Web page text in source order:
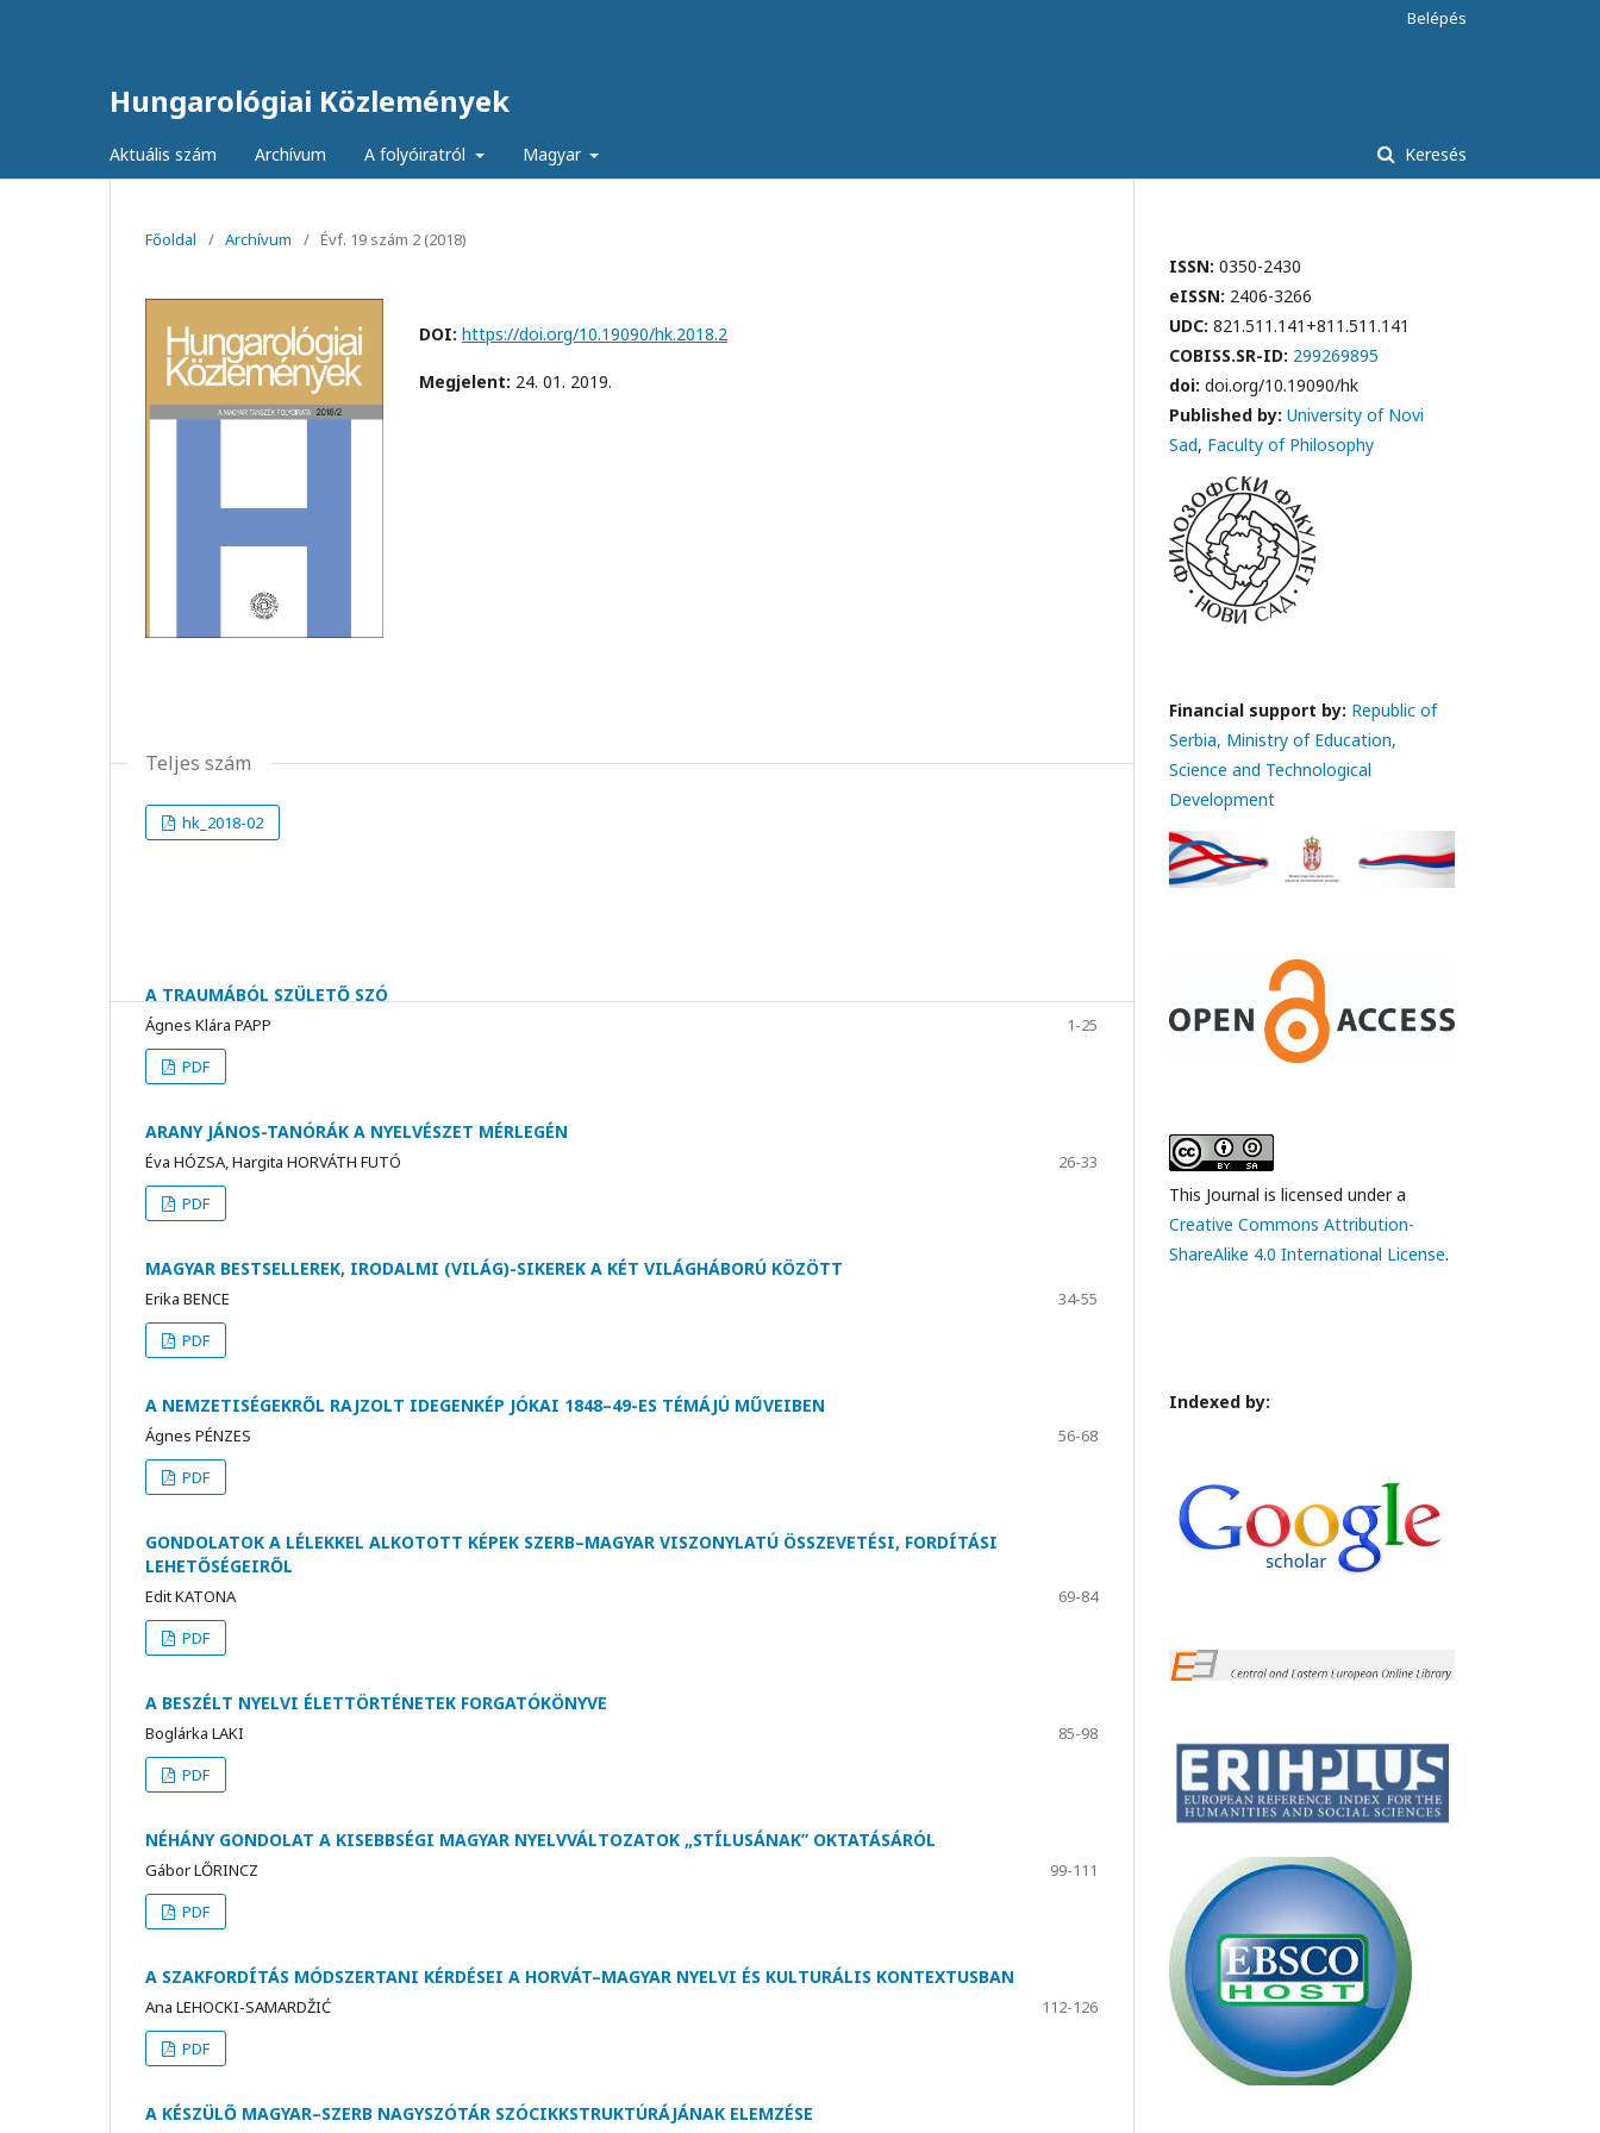
Hungarológiai Közlemények
Aktuális szám Archívum A folyóiratról Magyar Keresés
Belépés
Főoldal / Archívum / Évf. 19 szám 2 (2018)
DOI: https://doi.org/10.19090/hk.2018.2
Megjelent: 24. 01. 2019.
Teljes szám
hk_2018-02
A TRAUMÁBÓL SZÜLETŐ SZÓ
Ágnes Klára PAPP
1-25
PDF
ARANY JÁNOS-TANÓRÁK A NYELVÉSZET MÉRLEGÉN
Éva HÓZSA, Hargita HORVÁTH FUTÓ
26-33
PDF
MAGYAR BESTSELLEREK, IRODALMI (VILÁG)-SIKEREK A KÉT VILÁGHÁBORÚ KÖZÖTT
Erika BENCE
34-55
PDF
A NEMZETISÉGEKRŐL RAJZOLT IDEGENKÉP JÓKAI 1848–49-ES TÉMÁJÚ MŰVEIBEN
Ágnes PÉNZES
56-68
PDF
GONDOLATOK A LÉLEKKEL ALKOTOTT KÉPEK SZERB–MAGYAR VISZONYLATÚ ÖSSZEVETÉSI, FORDÍTÁSI
LEHETŐSÉGEIRŐL
Edit KATONA
69-84
PDF
A BESZÉLT NYELVI ÉLETTÖRTÉNETEK FORGATÓKÖNYVE
Boglárka LAKI
85-98
PDF
NÉHÁNY GONDOLAT A KISEBBSÉGI MAGYAR NYELVVÁLTOZATOK „STÍLUSÁNAK” OKTATÁSÁRÓL
Gábor LŐRINCZ
99-111
PDF
A SZAKFORDÍTÁS MÓDSZERTANI KÉRDÉSEI A HORVÁT–MAGYAR NYELVI ÉS KULTURÁLIS KONTEXTUSBAN
Ana LEHOCKI-SAMARDŽIĆ
112-126
PDF
A KÉSZÜLŐ MAGYAR–SZERB NAGYSZÓTÁR SZÓCIKKSTRUKTÚRÁJÁNAK ELEMZÉSE
ISSN: 0350-2430
eISSN: 2406-3266
UDC: 821.511.141+811.511.141
COBISS.SR-ID: 299269895
doi: doi.org/10.19090/hk
Published by: University of Novi
Sad, Faculty of Philosophy
Financial support by: Republic of
Serbia, Ministry of Education,
Science and Technological
Development
This Journal is licensed under a
Creative Commons Attribution-
ShareAlike 4.0 International License.
Indexed by: